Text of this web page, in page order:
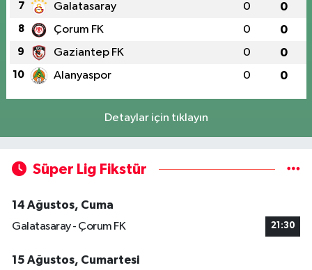
7 Galatasaray 0 0
8 Çorum FK 0 0
9 Gaziantep FK 0 0
10 Alanyaspor 0 0
Detaylar için tıklayın
Süper Lig Fikstür
14 Ağustos, Cuma
Galatasaray - Çorum FK
21:30
15 Ağustos, Cumartesi